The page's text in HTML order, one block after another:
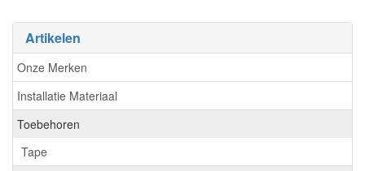
Artikelen
Onze Merken
Installatie Materiaal
Toebehoren
Tape